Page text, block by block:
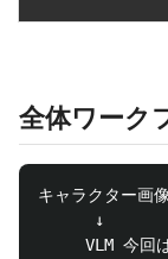
全体ワーク
キャラクター画
      ↓
VLM 今回